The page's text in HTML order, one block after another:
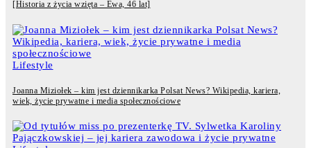
[Historia z życia wzięta – Ewa, 46 lat]
Lifestyle
Joanna Miziołek – kim jest dziennikarka Polsat News? Wikipedia, kariera,
wiek, życie prywatne i media społecznościowe